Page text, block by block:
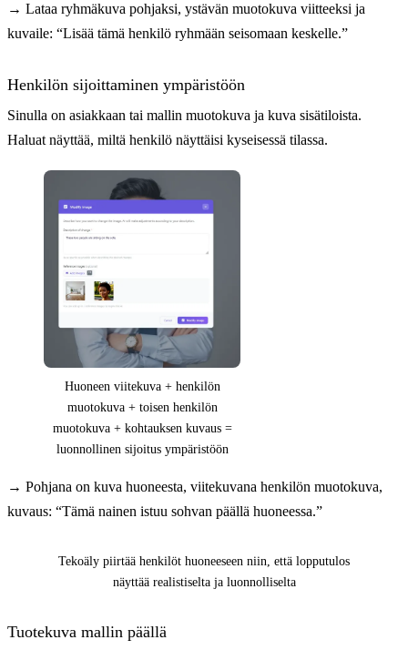
→ Lataa ryhmäkuva pohjaksi, ystävän muotokuva viitteeksi ja
kuvaile: “Lisää tämä henkilö ryhmään seisomaan keskelle.”
Henkilön sijoittaminen ympäristöön
Sinulla on asiakkaan tai mallin muotokuva ja kuva sisätiloista.
Haluat näyttää, miltä henkilö näyttäisi kyseisessä tilassa.
Huoneen viitekuva + henkilön
muotokuva + toisen henkilön
muotokuva + kohtauksen kuvaus =
luonnollinen sijoitus ympäristöön
→ Pohjana on kuva huoneesta, viitekuvana henkilön muotokuva,
kuvaus: “Tämä nainen istuu sohvan päällä huoneessa.”
Ennen Jälkeen
Tekoäly piirtää henkilöt huoneeseen niin, että lopputulos
näyttää realistiselta ja luonnolliselta
Tuotekuva mallin päällä